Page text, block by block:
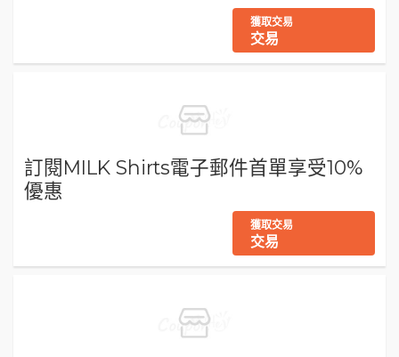
獲取交易
交易
訂閱MILK Shirts電子郵件首單享受10%
優惠
獲取交易
交易